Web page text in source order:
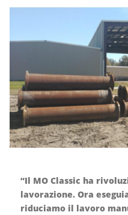
“Il MO Classic ha
lavorazione. Ora
riduciamo il lavoro